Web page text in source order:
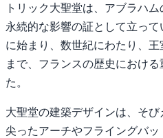
トリック大聖堂は、アブラハ
永続的な影響の証として立っ
に始まり、数世紀にわたり、
まで、フランスの歴史におけ
た。
大聖堂の建築デザインは、そび
尖ったアーチやフライングバ